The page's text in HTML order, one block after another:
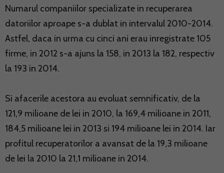
Numarul companiilor specializate in recuperarea
datoriilor aproape s-a dublat in intervalul 2010-2014.
Astfel, daca in urma cu cinci ani erau inregistrate 105
firme, in 2012 s-a ajuns la 158, in 2013 la 182, respectiv
la 193 in 2014.
Si afacerile acestora au evoluat semnificativ, de la
121,9 milioane de lei in 2010, la 169,4 milioane in 2011,
184,5 milioane lei in 2013 si 194 milioane lei in 2014. Iar
profitul recuperatorilor a avansat de la 19,3 milioane
de lei la 2010 la 21,1 milioane in 2014.